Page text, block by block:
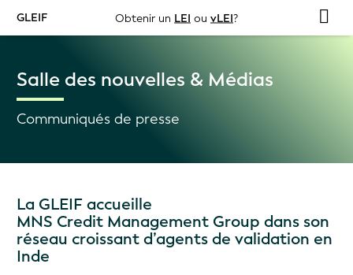
GLEIF Obtenir un LEI ou vLEI?
Salle des nouvelles & Médias
Communiqués de presse
La GLEIF accueille
MNS Credit Management Group dans son
réseau croissant d’agents de validation en
Inde